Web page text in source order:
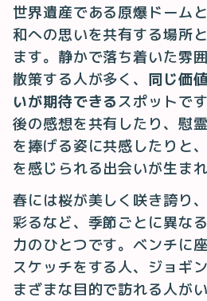
世界遺産である原爆ドーム
和への思いを共有する場所
ます。静かで落ち着いた雰
散策する人が多く、 同じ価
いが期待できるスポットで
後の感想を共有したり、慰
を捧げる姿に共感したりと
を感じられる出会いが生ま
春には桜が美しく咲き誇り
彩るなど、季節ごとに異な
力のひとつです。ベンチに
スケッチをする人、ジョギ
まざまな目的で訪れる人が